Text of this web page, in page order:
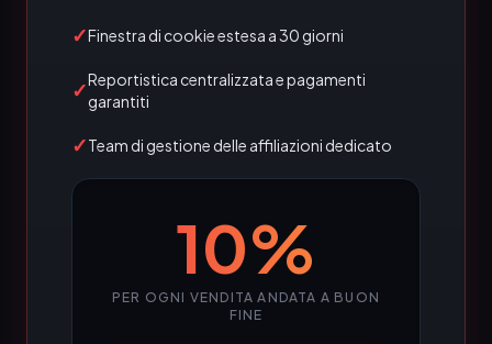
✓Finestra di cookie estesa a 30 giorni
✓Reportistica centralizzata e pagamenti
garantiti
✓Team di gestione delle affiliazioni dedicato
10%
PER OGNI VENDITA ANDATA A BUON
FINE